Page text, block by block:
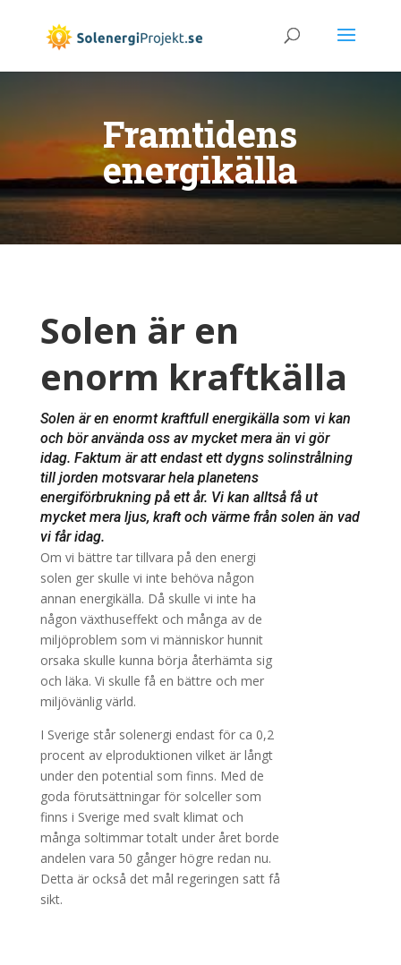
Framtidens
energikälla
Solen är en
enorm kraftkälla
Solen är en enormt kraftfull energikälla som vi kan
och bör använda oss av mycket mera än vi gör
idag. Faktum är att endast ett dygns solinstrålning
till jorden motsvarar hela planetens
energiförbrukning på ett år. Vi kan alltså få ut
mycket mera ljus, kraft och värme från solen än vad
vi får idag.
Om vi bättre tar tillvara på den energi
solen ger skulle vi inte behöva någon
annan energikälla. Då skulle vi inte ha
någon växthuseffekt och många av de
miljöproblem som vi människor hunnit
orsaka skulle kunna börja återhämta sig
och läka. Vi skulle få en bättre och mer
miljövänlig värld.
I Sverige står solenergi endast för ca 0,2
procent av elproduktionen vilket är långt
under den potential som finns. Med de
goda förutsättningar för solceller som
finns i Sverige med svalt klimat och
många soltimmar totalt under året borde
andelen vara 50 gånger högre redan nu.
Detta är också det mål regeringen satt få
sikt.